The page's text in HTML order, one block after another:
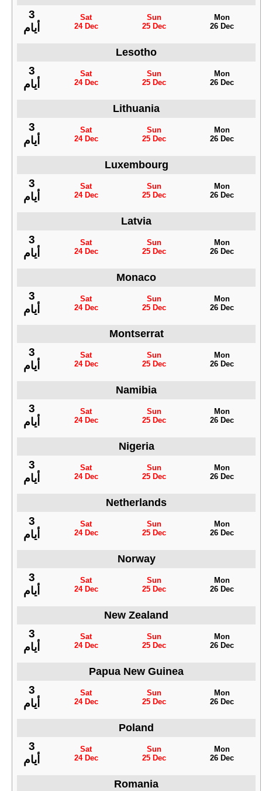
3
أيام
Sat
24 Dec
Sun
25 Dec
Mon
26 Dec
Lesotho
3
أيام
Sat
24 Dec
Sun
25 Dec
Mon
26 Dec
Lithuania
3
أيام
Sat
24 Dec
Sun
25 Dec
Mon
26 Dec
Luxembourg
3
أيام
Sat
24 Dec
Sun
25 Dec
Mon
26 Dec
Latvia
3
أيام
Sat
24 Dec
Sun
25 Dec
Mon
26 Dec
Monaco
3
أيام
Sat
24 Dec
Sun
25 Dec
Mon
26 Dec
Montserrat
3
أيام
Sat
24 Dec
Sun
25 Dec
Mon
26 Dec
Namibia
3
أيام
Sat
24 Dec
Sun
25 Dec
Mon
26 Dec
Nigeria
3
أيام
Sat
24 Dec
Sun
25 Dec
Mon
26 Dec
Netherlands
3
أيام
Sat
24 Dec
Sun
25 Dec
Mon
26 Dec
Norway
3
أيام
Sat
24 Dec
Sun
25 Dec
Mon
26 Dec
New Zealand
3
أيام
Sat
24 Dec
Sun
25 Dec
Mon
26 Dec
Papua New Guinea
3
أيام
Sat
24 Dec
Sun
25 Dec
Mon
26 Dec
Poland
3
أيام
Sat
24 Dec
Sun
25 Dec
Mon
26 Dec
Romania